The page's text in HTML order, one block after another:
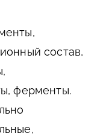
состав,
ферменты.